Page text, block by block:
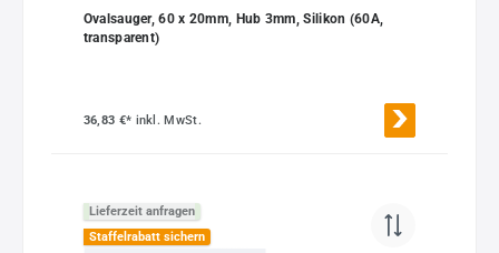
Ovalsauger, 60 x 20mm, Hub 3mm, Silikon (60A,
transparent)
36,83 €* inkl. MwSt.
Lieferzeit anfragen
Staffelrabatt sichern